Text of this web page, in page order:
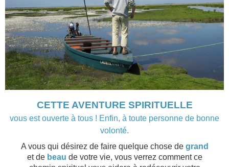
CETTE AVENTURE SPIRITUELLE
vous est ouverte à tous ! Enfin, à toute personne de bonne
volonté.
A vous qui désirez de faire quelque chose de grand
et de beau de votre vie, vous verrez comment ce